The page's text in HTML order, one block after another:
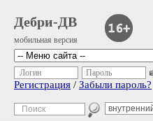
Дебри-ДВ
мобильная версия
Логин Пароль
Регистрация / Забыли пароль?